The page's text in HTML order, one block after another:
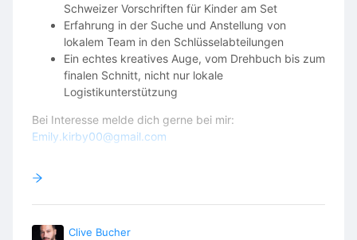
Sora’s younger brother.
Appears in an emotional phone conversation.
No previous acting experience required.
ASSISTANT (VOICE ONLY)
Short voice role.
Minimal dialogue.
💰 COMPENSATION
Schweizer Vorschriften für Kinder am Set
Erfahrung in der Suche und Anstellung von
lokalem Team in den Schlüsselabteilungen
Ein echtes kreatives Auge, vom Drehbuch bis zum
finalen Schnitt, nicht nur lokale
Logistikunterstützung
Bei Interesse melde dich gerne bei mir:
Emily.kirby00@gmail.com
https://www.dashacowley.com
Clive Bucher